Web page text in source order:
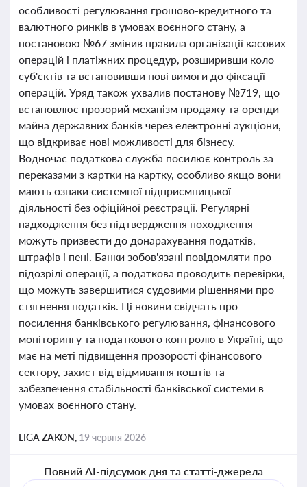
особливості регулювання грошово-кредитного та
валютного ринків в умовах воєнного стану, а
постановою №67 змінив правила організації касових
операцій і платіжних процедур, розширивши коло
суб'єктів та встановивши нові вимоги до фіксації
операцій. Уряд також ухвалив постанову №719, що
встановлює прозорий механізм продажу та оренди
майна державних банків через електронні аукціони,
що відкриває нові можливості для бізнесу.
Водночас податкова служба посилює контроль за
переказами з картки на картку, особливо якщо вони
мають ознаки системної підприємницької
діяльності без офіційної реєстрації. Регулярні
надходження без підтвердження походження
можуть призвести до донарахування податків,
штрафів і пені. Банки зобов'язані повідомляти про
підозрілі операції, а податкова проводить перевірки,
що можуть завершитися судовими рішеннями про
стягнення податків. Ці новини свідчать про
посилення банківського регулювання, фінансового
моніторингу та податкового контролю в Україні, що
має на меті підвищення прозорості фінансового
сектору, захист від відмивання коштів та
забезпечення стабільності банківської системи в
умовах воєнного стану.
LIGA ZAKON, 19 червня 2026
Повний AI-підсумок дня та статті-джерела